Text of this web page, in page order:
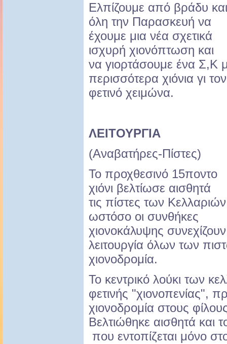
Ελπίζουμε από βράδυ και
όλη την Παρασκευή να
έχουμε μια νέα σχετικά
ισχυρή χιονόπτωση και
να γιορτάσουμε ένα Σ,Κ
περισσότερα χιόνια γι τον
φετινό χειμώνα.
ΛΕΙΤΟΥΡΓΙΑ
(Αναβατήρες-Πίστες)
Το προχθεσινό 15ποντο
χιόνι βελτίωσε αισθητά
τις πίστες των
ωστόσο οι συνθήκες
χιονοκάλυψης
λειτουργία όλων των
χιονοδρομία.
Το κεντρικό λούκι των
φετινής "χιονοπενίας",
χιονοδρομία στους
Βελτιώθηκε αισθητά
που εντοπίζεται μόνο